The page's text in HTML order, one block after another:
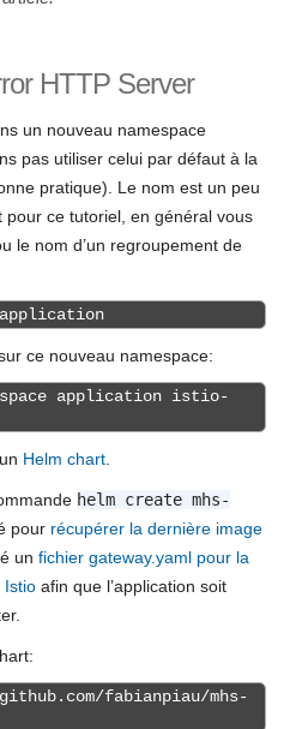
HTTP Server
un nouveau namespace
pas utiliser celui par défaut à la
pratique). Le nom est un peu
ce tutoriel, en général vous
le nom d’un regroupement de
ce nouveau namespace:
application istio-
Helm chart.
helm create mhs-
pour récupérer la dernière image
un fichier gateway.yaml pour la
Istio afin que l’application soit
fabianpiau/mhs-